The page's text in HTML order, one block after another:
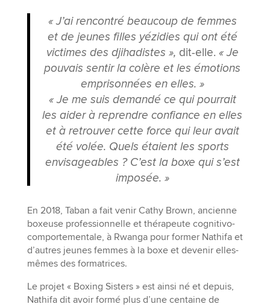
« J’ai rencontré beaucoup de femmes
et de jeunes filles yézidies qui ont été
victimes des djihadistes », dit-elle. « Je
pouvais sentir la colère et les émotions
emprisonnées en elles. »
« Je me suis demandé ce qui pourrait
les aider à reprendre confiance en elles
et à retrouver cette force qui leur avait
été volée. Quels étaient les sports
envisageables ? C’est la boxe qui s’est
imposée. »
En 2018, Taban a fait venir Cathy Brown, ancienne
boxeuse professionnelle et thérapeute cognitivo-
comportementale, à Rwanga pour former Nathifa et
d’autres jeunes femmes à la boxe et devenir elles-
mêmes des formatrices.
Le projet « Boxing Sisters » est ainsi né et depuis,
Nathifa dit avoir formé plus d’une centaine de